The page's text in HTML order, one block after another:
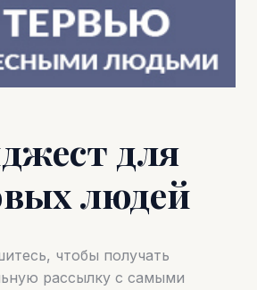
для
людей
чтобы получать
рассылку с самыми